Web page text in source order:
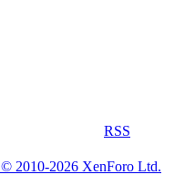
RSS
© 2010-2026 XenForo Ltd.